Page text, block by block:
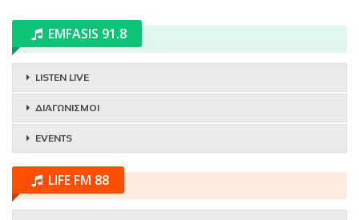
EMFASIS 91.8
LISTEN LIVE
ΔΙΑΓΩΝΙΣΜΟΙ
EVENTS
LIFE FM 88